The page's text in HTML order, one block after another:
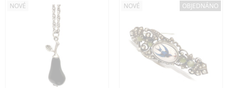
NOVÉ NOVÉ OBJEDNÁNO